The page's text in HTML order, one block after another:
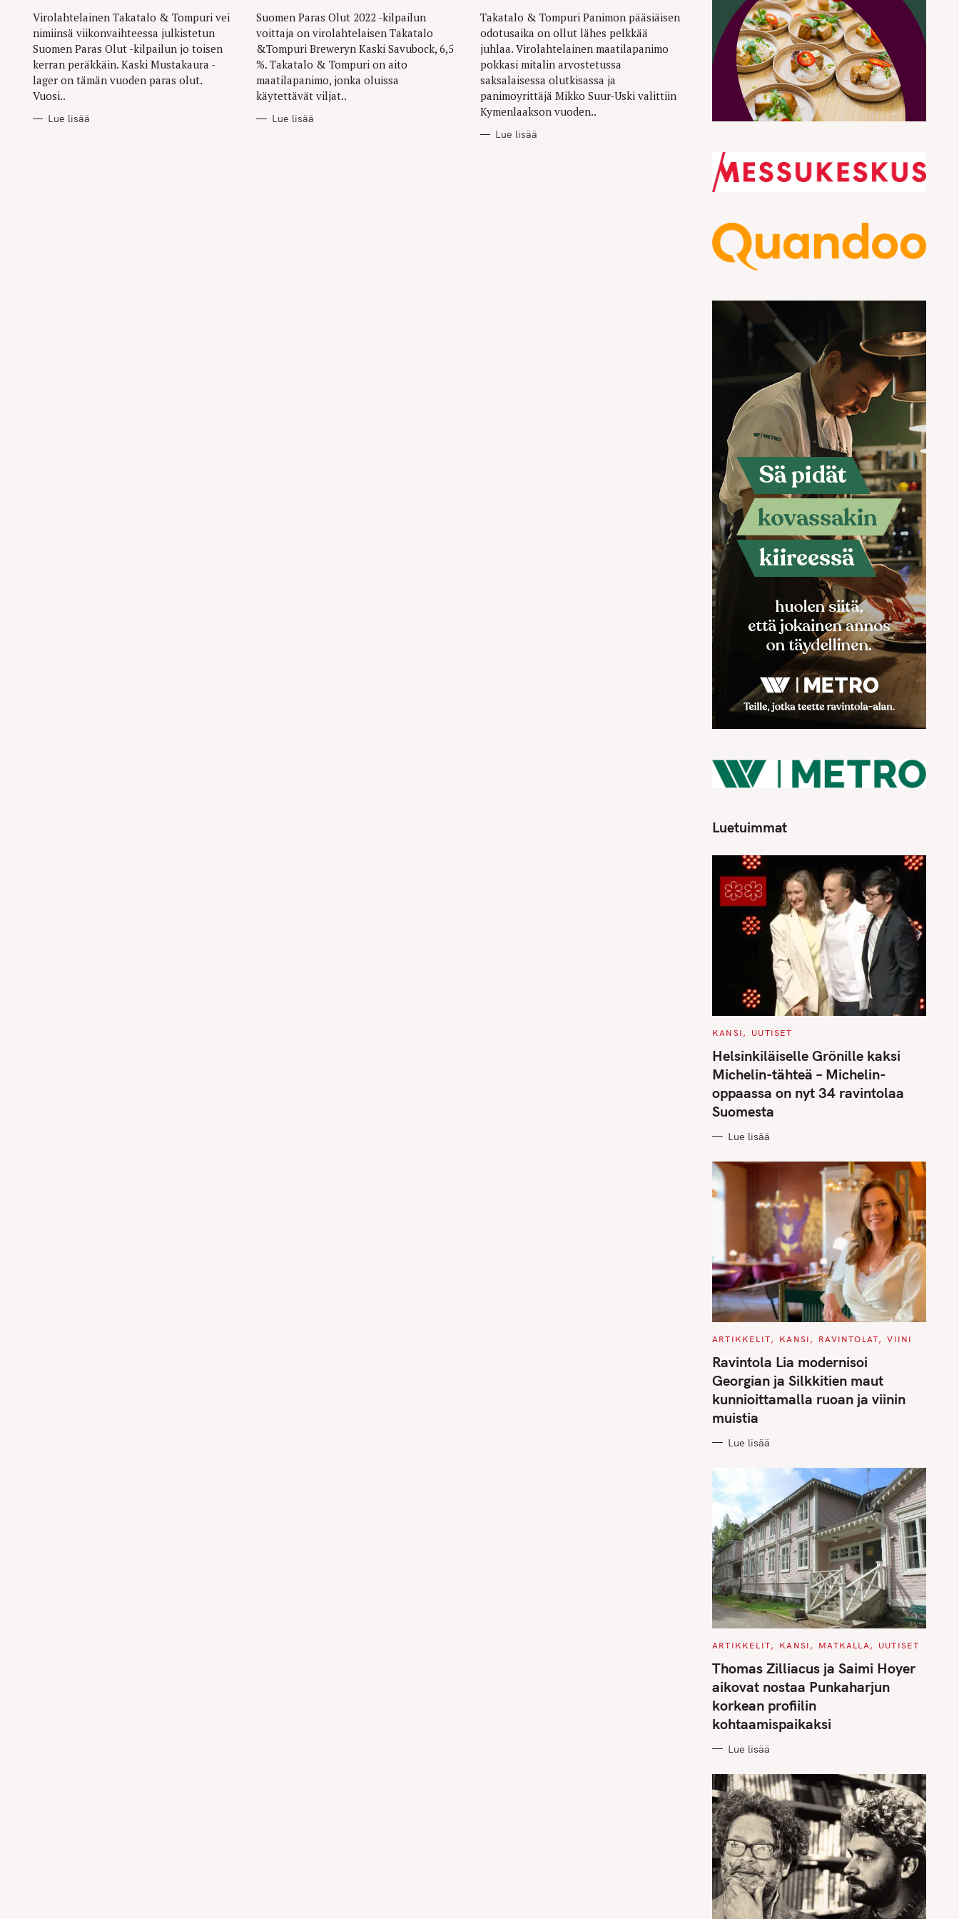
Virolahtelainen Takatalo & Tompuri vei
nimiinsä viikonvaihteessa julkistetun
Suomen Paras Olut -kilpailun jo toisen
kerran peräkkäin. Kaski Mustakaura -
lager on tämän vuoden paras olut.
Vuosi..
Lue lisää
Suomen Paras Olut 2022 -kilpailun
voittaja on virolahtelaisen Takatalo
&Tompuri Breweryn Kaski Savubock, 6,5
%. Takatalo & Tompuri on aito
maatilapanimo, jonka oluissa
käytettävät viljat..
Lue lisää
Takatalo & Tompuri Panimon pääsiäisen
odotusaika on ollut lähes pelkkää
juhlaa. Virolahtelainen maatilapanimo
pokkasi mitalin arvostetussa
saksalaisessa olutkisassa ja
panimoyrittäjä Mikko Suur-Uski valittiin
Kymenlaakson vuoden..
Lue lisää
Luetuimmat
C
T
E
G
O
I
E
S
KANSI UUTISET
Helsinkiläiselle Grönille kaksi
Michelin-tähteä – Michelin-
oppaassa on nyt 34 ravintolaa
Suomesta
Lue lisää
C
T
E
G
O
R
I
S
ARTIKKELIT KANSI RAVINTOLAT VIINI
Ravintola Lia modernisoi
Georgian ja Silkkitien maut
kunnioittamalla ruoan ja viinin
muistia
Lue lisää
C
T
E
O
R
I
E
S
ARTIKKELIT KANSI MATKALLA UUTISET
Thomas Zilliacus ja Saimi Hoyer
aikovat nostaa Punkaharjun
korkean profiilin
kohtaamispaikaksi
Lue lisää